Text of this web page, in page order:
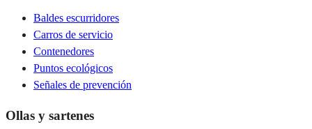
Baldes escurridores
Carros de servicio
Contenedores
Puntos ecológicos
Señales de prevención
Ollas y sartenes